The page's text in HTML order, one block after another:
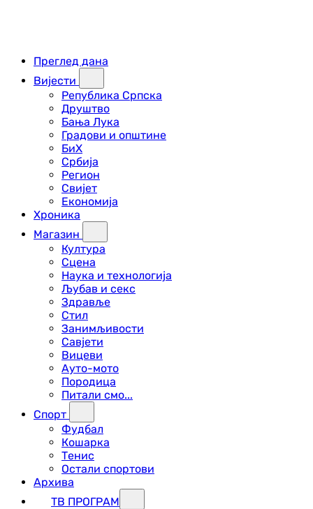
Преглед дана
Вијести
Република Српска
Друштво
Бања Лука
Градови и општине
БиХ
Србија
Регион
Свијет
Економија
Хроника
Магазин
Култура
Сцена
Наука и технологија
Љубав и секс
Здравље
Стил
Занимљивости
Савјети
Вицеви
Ауто-мото
Породица
Питали смо...
Спорт
Фудбал
Кошарка
Тенис
Остали спортови
Архива
ТВ ПРОГРАМ